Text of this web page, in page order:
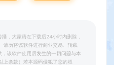
，大家请在下载后24小时内删除，
请勿将该软件进行商业交易、转载
该软件使用后发生的一切问题与本
上条款）若本源码侵犯了您的权